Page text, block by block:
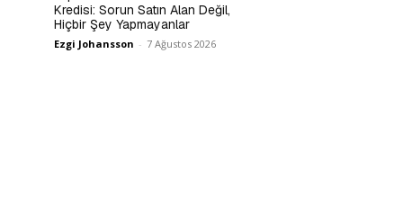
Kredisi: Sorun Satın Alan Değil,
Hiçbir Şey Yapmayanlar
Ezgi Johansson - 7 Ağustos 2026